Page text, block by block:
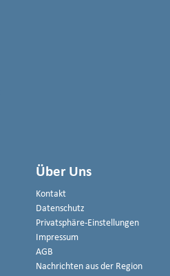
Über Uns
Kontakt
Datenschutz
Privatsphäre-Einstellungen
Impressum
AGB
Nachrichten aus der Region